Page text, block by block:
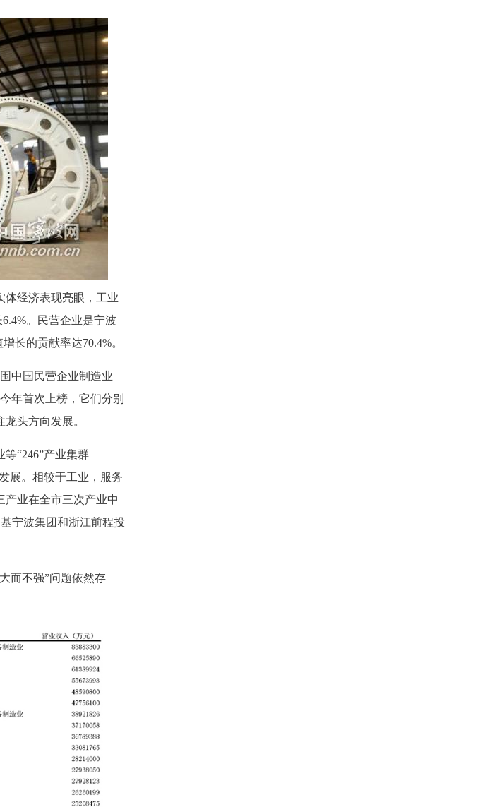
体经济表现亮眼，工业
。民营企业是宁波
长的贡献率达70.4%。
中国民营企业制造业
年首次上榜，它们分别
头方向发展。
“246”产业集群
展。相较于工业，服务
产业在全市三次产业中
宁波集团和浙江前程投
而不强”问题依然存